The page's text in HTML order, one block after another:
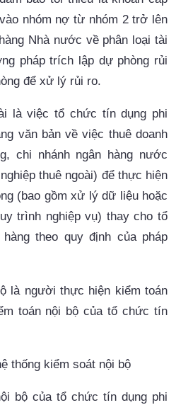
nhóm nợ từ nhóm 2 trở lên
Nhà nước về phân loại tài
pháp trích lập dự phòng rủi
để xử lý rủi ro.
là việc tổ chức tín dụng phi
văn bảnvề việc thuê doanh
chi nhánh ngân hàng nước
thuê ngoài) để thực hiện
(bao gồm xử lý dữ liệu hoặc
trình nghiệp vụ) thay cho tổ
theo quy định của pháp
là người thực hiện kiểm toán
toán nội bộ của tổ chức tín
thống kiểm soát nội bộ
bộ của tổ chức tín dụng phi